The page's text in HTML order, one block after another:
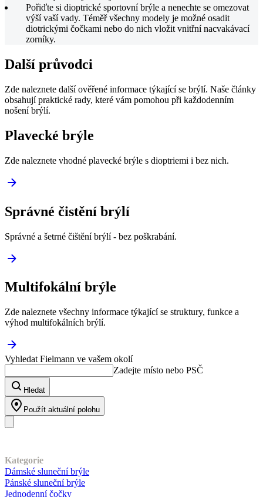
Pořiďte si dioptrické sportovní brýle a nenechte se omezovat
výší vaší vady. Téměř všechny modely je možné osadit
diotrickými čočkami nebo do nich vložit vnitřní nacvakávací
zorníky.
Další průvodci
Zde naleznete další ověřené informace týkající se brýlí. Naše články
obsahují praktické rady, které vám pomohou při každodenním
nošení brýlí.
Plavecké brýle
Zde naleznete vhodné plavecké brýle s dioptriemi i bez nich.
Správné čistění brýlí
Správné a šetrné čištění brýlí - bez poškrabání.
Multifokální brýle
Zde naleznete všechny informace týkající se struktury, funkce a
výhod multifokálních brýlí.
Vyhledat Fielmann ve vašem okolí
Zadejte místo nebo PSČ
Hledat
Použít aktuální polohu
Kategorie
Dámské sluneční brýle
Pánské sluneční brýle
Jednodenní čočky